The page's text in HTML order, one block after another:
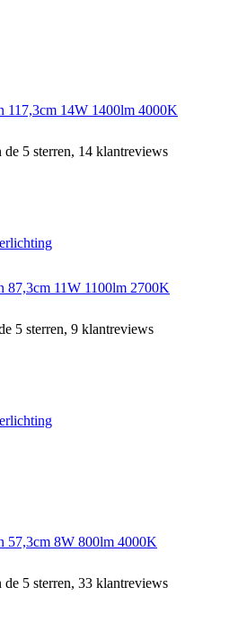
117,3cm 14W 1400lm 4000K
5 sterren, 14 klantreviews
87,3cm 11W 1100lm 2700K
5 sterren, 9 klantreviews
57,3cm 8W 800lm 4000K
5 sterren, 33 klantreviews